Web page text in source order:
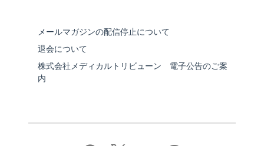
メールマガジンの配信停止について
退会について
株式会社メディカルトリビューン 電子公告のご案
内